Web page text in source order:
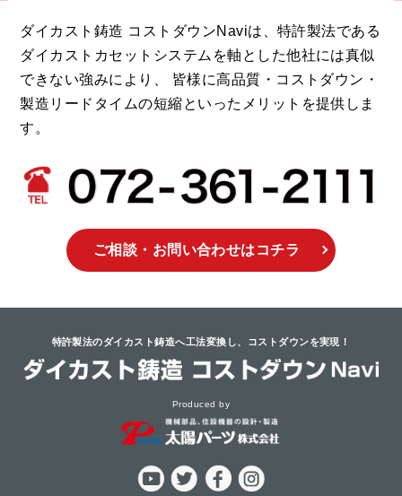
ダイカスト鋳造 コストダウンNaviは、特許製法である
ダイカストカセットシステムを軸とした他社には真似
できない強みにより、
皆様に高品質・コストダウン・
製造リードタイムの短縮といったメリットを提供しま
す。
ご相談・お問い合わせはコチラ
特許製法のダイカスト鋳造へ工法変換し、 コストダウンを実現！
Produced by